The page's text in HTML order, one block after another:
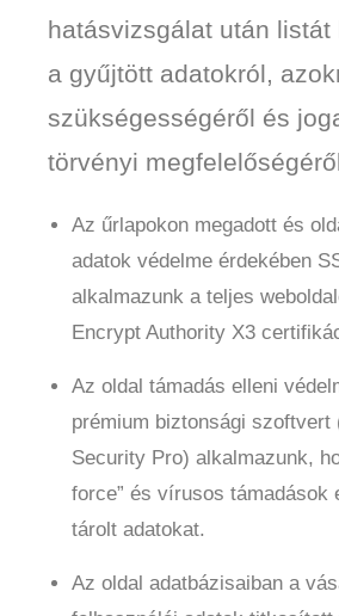
hatásvizsgálat után
a gyűjtött adatokról,
szükségességéről és
törvényi
Az űrlapokon megadott és
adatok védelme érdekében
alkalmazunk a teljes
Encrypt Authority X3
Az oldal támadás elleni
prémium biztonsági szoftvert
Security Pro) alkalmazunk,
force” és vírusos támadások
tárolt adatokat.
Az oldal adatbázisaiban a